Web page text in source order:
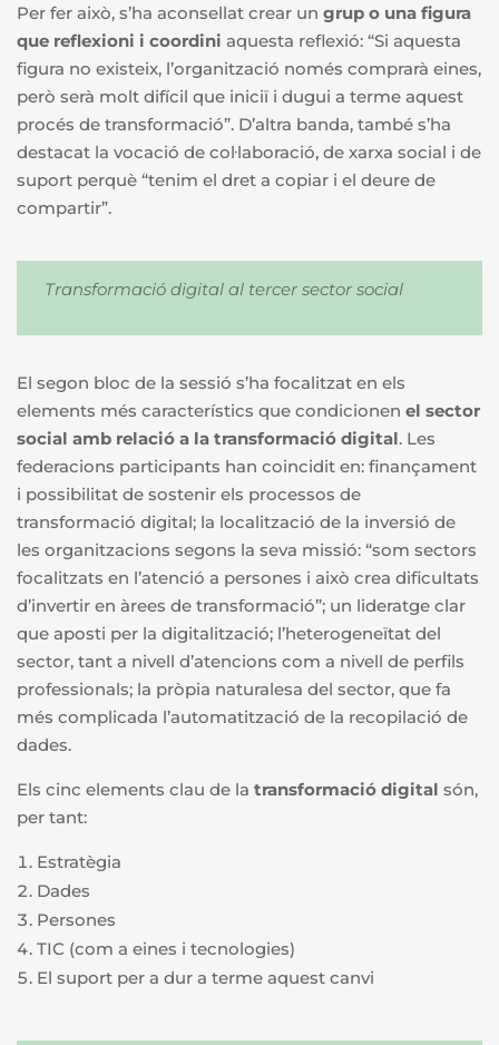
Per fer això, s’ha aconsellat crear un grup o una figura
que reflexioni i coordini aquesta reflexió: “Si aquesta
figura no existeix, l’organització només comprarà eines,
però serà molt difícil que iniciï i dugui a terme aquest
procés de transformació”. D’altra banda, també s’ha
destacat la vocació de col·laboració, de xarxa social i de
suport perquè “tenim el dret a copiar i el deure de
compartir”.
Transformació digital al tercer sector social
El segon bloc de la sessió s’ha focalitzat en els
elements més característics que condicionen el sector
social amb relació a la transformació digital. Les
federacions participants han coincidit en: finançament
i possibilitat de sostenir els processos de
transformació digital; la localització de la inversió de
les organitzacions segons la seva missió: “som sectors
focalitzats en l’atenció a persones i això crea dificultats
d’invertir en àrees de transformació”; un lideratge clar
que aposti per la digitalització; l’heterogeneïtat del
sector, tant a nivell d’atencions com a nivell de perfils
professionals; la pròpia naturalesa del sector, que fa
més complicada l’automatització de la recopilació de
dades.
Els cinc elements clau de la transformació digital són,
per tant:
Estratègia
Dades
Persones
TIC (com a eines i tecnologies)
El suport per a dur a terme aquest canvi